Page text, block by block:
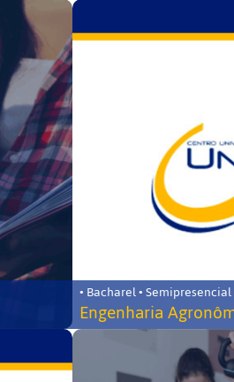
• Bacharel • Semipresencial
Engenharia